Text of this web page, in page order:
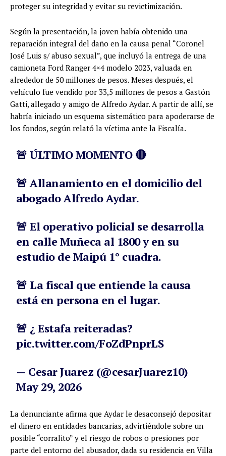
proteger su integridad y evitar su revictimización.
Según la presentación, la joven había obtenido una
reparación integral del daño en la causa penal “Coronel
José Luis s/ abuso sexual”, que incluyó la entrega de una
camioneta Ford Ranger 4×4 modelo 2023, valuada en
alrededor de 50 millones de pesos. Meses después, el
vehículo fue vendido por 33,5 millones de pesos a Gastón
Gatti, allegado y amigo de Alfredo Aydar. A partir de allí, se
habría iniciado un esquema sistemático para apoderarse de
los fondos, según relató la víctima ante la Fiscalía.
🚨 ÚLTIMO MOMENTO 🔴
🚨 Allanamiento en el domicilio del
abogado Alfredo Aydar.
🚨 El operativo policial se desarrolla
en calle Muñeca al 1800 y en su
estudio de Maipú 1° cuadra.
🚨 La fiscal que entiende la causa
está en persona en el lugar.
🚨 ¿ Estafa reiteradas?
pic.twitter.com/FoZdPnprLS
— Cesar Juarez (@cesarJuarez10)
May 29, 2026
La denunciante afirma que Aydar le desaconsejó depositar
el dinero en entidades bancarias, advirtiéndole sobre un
posible “corralito” y el riesgo de robos o presiones por
parte del entorno del abusador, dada su residencia en Villa